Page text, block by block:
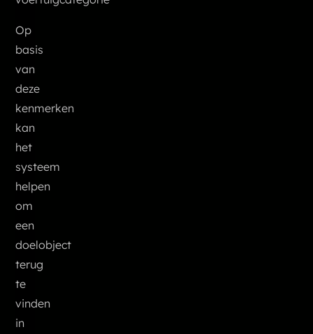
Op
basis
van
deze
kenmerken
kan
het
systeem
helpen
om
een
doelobject
terug
te
vinden
in